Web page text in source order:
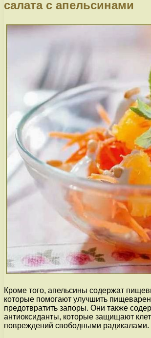
салата с апельсинами
Кроме того, апельсины содержат
которые помогают улучшить
предотвратить запоры. Они также
антиоксиданты, которые защищают
повреждений свободными радикалами.